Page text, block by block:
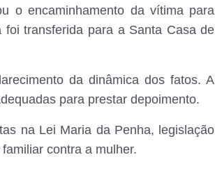
o encaminhamento da vítima para
transferida para a Santa Casa de
da dinâmica dos fatos. A
para prestar depoimento.
na Lei Maria da Penha, legislação
contra a mulher.